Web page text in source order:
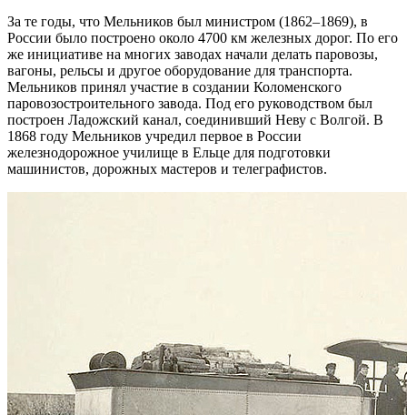
За те годы, что Мельников был министром (1862–1869), в
России было построено около 4700 км железных дорог. По его
же инициативе на многих заводах начали делать паровозы,
вагоны, рельсы и другое оборудование для транспорта.
Мельников принял участие в создании Коломенского
паровозостроительного завода. Под его руководством был
построен Ладожский канал, соединивший Неву с Волгой. В
1868 году Мельников учредил первое в России
железнодорожное училище в Ельце для подготовки
машинистов, дорожных мастеров и телеграфистов.